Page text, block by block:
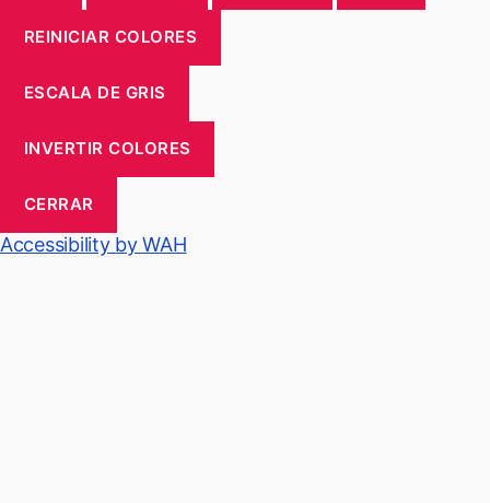
REINICIAR COLORES
ESCALA DE GRIS
INVERTIR COLORES
CERRAR
Accessibility by WAH